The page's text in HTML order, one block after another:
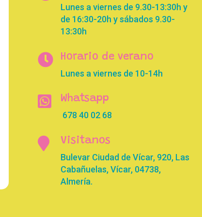
Lunes a viernes de 9.30-13:30h y
de 16:30-20h y sábados 9.30-
13:30h
 Horario de verano
Lunes a viernes de 10-14h
 Whatsapp
678 40 02 68
 Visitanos
Bulevar Ciudad de Vícar, 920, Las
Cabañuelas, Vícar, 04738,
Almería.